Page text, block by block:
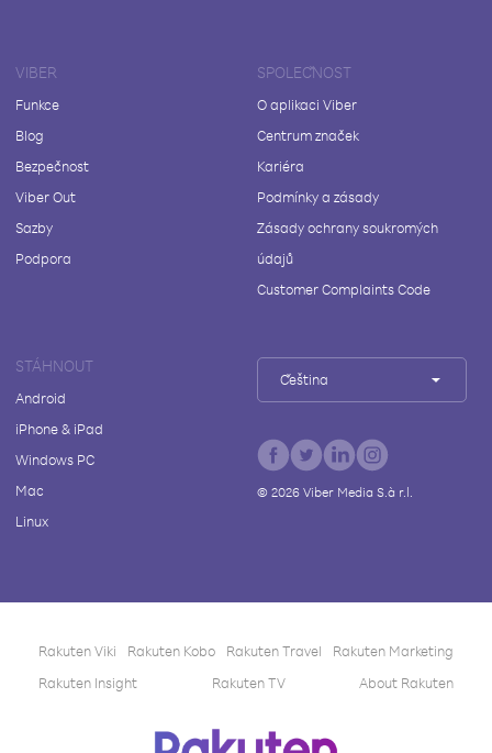
VIBER
Funkce
Blog
Bezpečnost
Viber Out
Sazby
Podpora
SPOLEČNOST
O aplikaci Viber
Centrum značek
Kariéra
Podmínky a zásady
Zásady ochrany soukromých
údajů
Customer Complaints Code
STÁHNOUT
Android
iPhone & iPad
Windows PC
Mac
Linux
Čeština
© 2026Viber Media S.à r.l.
Rakuten Viki Rakuten Kobo Rakuten Travel
Rakuten Marketing
Rakuten Insight
Rakuten TV About Rakuten